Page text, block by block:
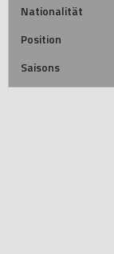
Nationalität
Position
Saisons